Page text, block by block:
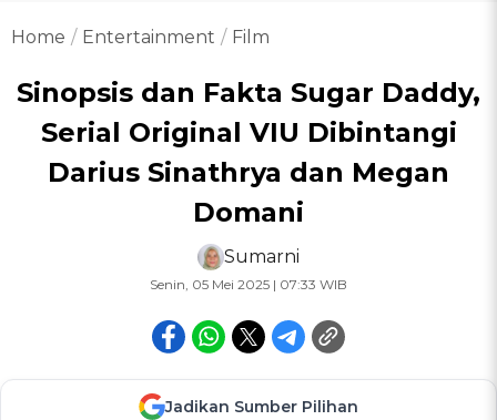
Home Entertainment Film
Sinopsis dan Fakta Sugar Daddy,
Serial Original VIU Dibintangi
Darius Sinathrya dan Megan
Domani
Sumarni
Senin, 05 Mei 2025 | 07:33 WIB
Jadikan Sumber Pilihan